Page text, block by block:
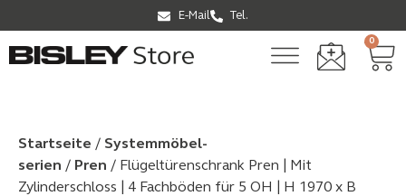
E-Mail Tel.
0
Startseite / Systemmöbel­
serien / Pren / Flügeltürenschrank Pren | Mit
Zylinderschloss | 4 Fachböden für 5 OH | H 1970 x B